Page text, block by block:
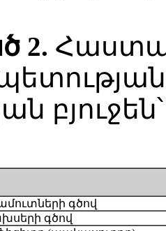
2.
բյուջեն՝
գծով
գծով